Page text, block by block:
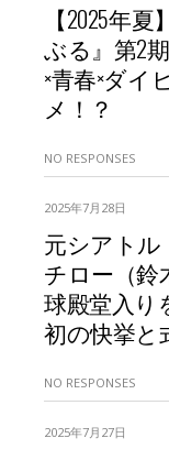
【2025年
ぶる』第2
×青春×ダイ
メ！？
NO RESPONSES
2025年7月28日
元シアトル
チロー（鈴
球殿堂入り
初の快挙と
NO RESPONSES
2025年7月27日